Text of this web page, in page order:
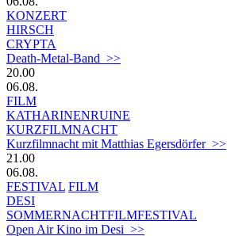
KONZERT
HIRSCH
CRYPTA
Death-Metal-Band >>
20.00
06.08.
FILM
KATHARINENRUINE
KURZFILMNACHT
Kurzfilmnacht mit Matthias Egersdörfer >>
21.00
06.08.
FESTIVAL FILM
DESI
SOMMERNACHTFILMFESTIVAL
Open Air Kino im Desi >>